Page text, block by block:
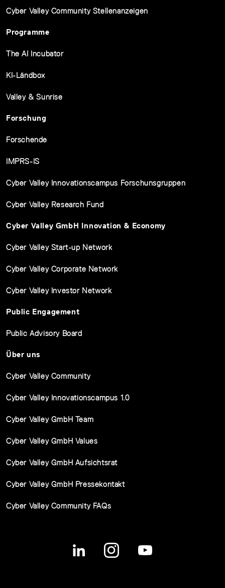
Cyber Valley Community Stellenanzeigen
Programme
The AI Incubator
KI-Ländbox
Valley & Sunrise
Forschung
Forschende
IMPRS-IS
Cyber Valley Innovationscampus Forschunsgruppen
Cyber Valley Research Fund
Cyber Valley GmbH Innovation & Economy
Cyber Valley Start-up Network
Cyber Valley Corporate Network
Cyber Valley Investor Network
Public Engagement
Public Advisory Board
Über uns
Cyber Valley Community
Cyber Valley Innovationscampus 1.0
Cyber Valley GmbH Team
Cyber Valley GmbH Values
Cyber Valley GmbH Aufsichtsrat
Cyber Valley GmbH Pressekontakt
Cyber Valley Community FAQs